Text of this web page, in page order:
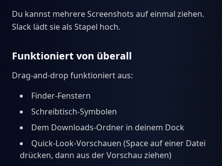
Du kannst mehrere Screenshots auf einmal ziehen.
Slack lädt sie als Stapel hoch.
Funktioniert von überall
Drag-and-drop funktioniert aus:
Finder-Fenstern
Schreibtisch-Symbolen
Dem Downloads-Ordner in deinem Dock
Quick-Look-Vorschauen (Space auf einer Datei
drücken, dann aus der Vorschau ziehen)